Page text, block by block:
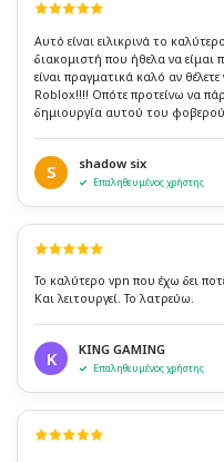
Αυτό είναι ειλικρινά το
διακομιστή που ήθελα να είμαι
είναι πραγματικά καλό αν
Roblox!!!! Οπότε προτείνω να
δημιουργία αυτού του φοβερού
S shadow six
Επαληθευμένος χρήστης
Το καλύτερο vpn που έχω δει
Και λειτουργεί. Το λατρεύω.
K KING GAMING
Επαληθευμένος χρήστης